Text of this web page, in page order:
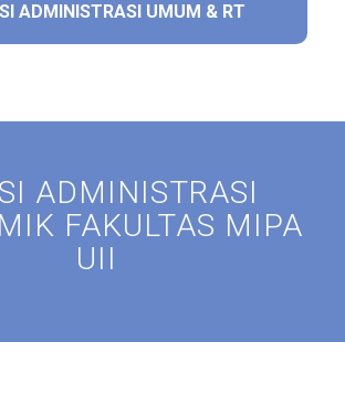
ADMINISTRASI UMUM & RT
ADMINISTRASI
FAKULTAS MIPA
UII